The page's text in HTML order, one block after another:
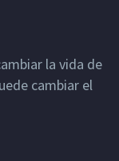
la vida de
cambiar el